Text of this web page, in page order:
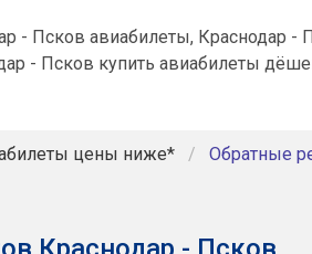
Псков авиабилеты, Краснодар -
- Псков купить авиабилеты
цены ниже* Обратные